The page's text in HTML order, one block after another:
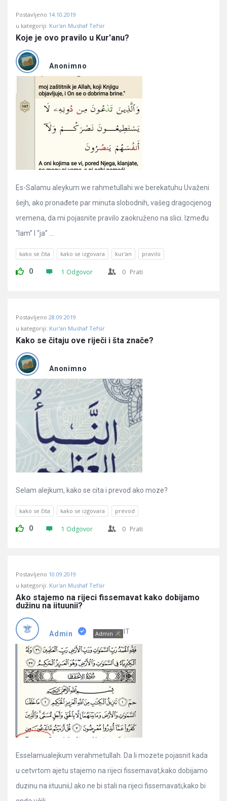
Postavljeno 14.10.2019
u kategoriji: Kur'an Mushaf Tefsir
Koje je ovo pravilo u Kur'anu?
Anonimno
Es-Salamu aleykum we rahmetullahi we berekatuhu Uvaženi
šejh, ako pronađete par minuta slobodnih, vašeg dragocjenog
vremena, da mi pojasnite pravilo zaokruženo na slici. Između
“lam” I “ja” ...
kako se čita kako se izgovara kur'an pravilo
0 1 Odgovor 0 Prati
Postavljeno 28.09.2019
u kategoriji: Kur'an Mushaf Tefsir
Kako se čitaju ove riječi i šta znače?
Anonimno
Selam alejkum, kako se cita i prevod ako moze?
kako se čita kako se izgovara prevod
0 1 Odgovor 0 Prati
Postavljeno 10.09.2019
u kategoriji: Kur'an Mushaf Tefsir
Ako stajemo na rijeci fissemavat kako dobijamo
dužinu na iituunii?
Admin Admin IT
Esselamualejkum verahmetullah. Da li mozete pojasnit kada
u cetvrtom ajetu stajemo na rijeci fissemavat,kako dobijamo
duzinu na iituunii,I ako ne bi stali na rijeci fissemavati,kako bi